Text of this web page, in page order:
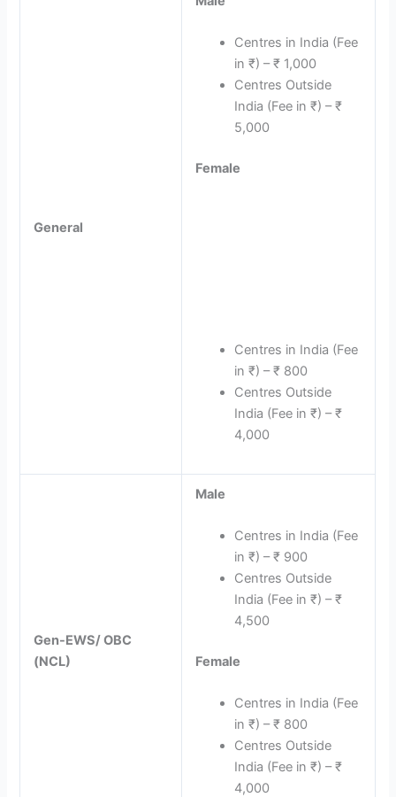
General
Centres in India (Fee
in ₹) – ₹ 1,000
Centres Outside
India (Fee in ₹) – ₹
5,000
Female
Centres in India (Fee
in ₹) – ₹ 800
Centres Outside
India (Fee in ₹) – ₹
4,000
Gen-EWS/ OBC
(NCL)
Male
Centres in India (Fee
in ₹) – ₹ 900
Centres Outside
India (Fee in ₹) – ₹
4,500
Female
Centres in India (Fee
in ₹) – ₹ 800
Centres Outside
India (Fee in ₹) – ₹
4,000